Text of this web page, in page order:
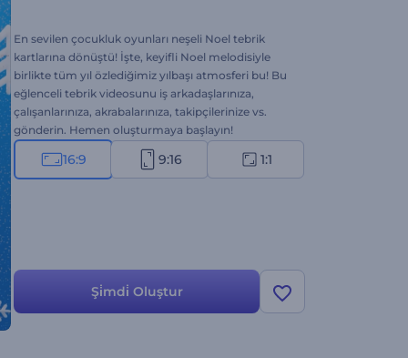
En sevilen çocukluk oyunları neşeli Noel tebrik
kartlarına dönüştü! İşte, keyifli Noel melodisiyle
birlikte tüm yıl özlediğimiz yılbaşı atmosferi bu! Bu
eğlenceli tebrik videosunu iş arkadaşlarınıza,
çalışanlarınıza, akrabalarınıza, takipçilerinize vs.
gönderin. Hemen oluşturmaya başlayın!
16:9 9:16 1:1
Şi̇mdi̇ Oluştur